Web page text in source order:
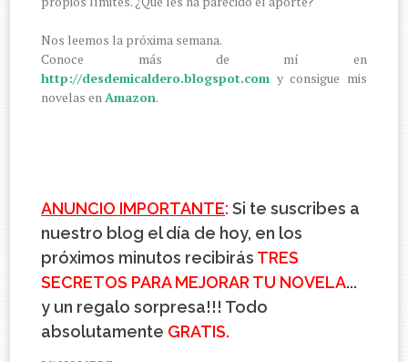
Nos leemos la próxima semana.
Conoce más de mí en
http://desdemicaldero.blogspot.com y consigue mis
novelas enAmazon.
ANUNCIO IMPORTANTE:Si te suscribes a
nuestro blog el día de hoy, en los
próximos minutos recibirás TRES
SECRETOS PARA MEJORAR TU NOVELA...
y un regalo sorpresa!!! Todo
absolutamente GRATIS.